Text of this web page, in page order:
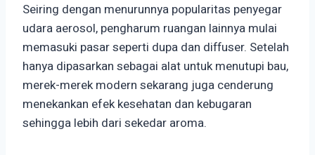
Seiring dengan menurunnya popularitas penyegar
udara aerosol, pengharum ruangan lainnya mulai
memasuki pasar seperti dupa dan diffuser. Setelah
hanya dipasarkan sebagai alat untuk menutupi bau,
merek-merek modern sekarang juga cenderung
menekankan efek kesehatan dan kebugaran
sehingga lebih dari sekedar aroma.